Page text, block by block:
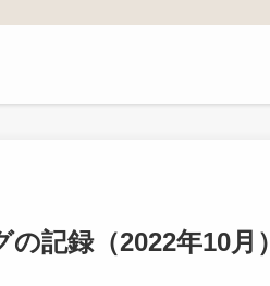
の記録（2022年10月）